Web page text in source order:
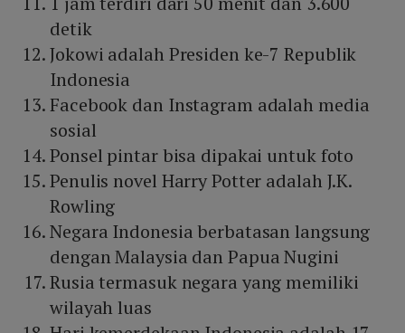
detik
Jokowi adalah Presiden ke-7 Republik
Indonesia
Facebook dan Instagram adalah media
sosial
Ponsel pintar bisa dipakai untuk foto
Penulis novel Harry Potter adalah J.K.
Rowling
Negara Indonesia berbatasan langsung
dengan Malaysia dan Papua Nugini
Rusia termasuk negara yang memiliki
wilayah luas